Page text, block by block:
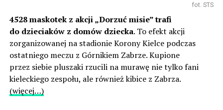
fot. STS
4528 maskotek z akcji „Dorzuć misie” trafi
do dzieciaków z domów dziecka. To efekt akcji
zorganizowanej na stadionie Korony Kielce podczas
ostatniego meczu z Górnikiem Zabrze. Kupione
przez siebie pluszaki rzucili na murawę nie tylko fani
kieleckiego zespołu, ale również kibice z Zabrza.
(więcej…)